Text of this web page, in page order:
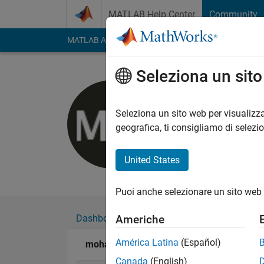
MATLAB Help Center Community
MATLAB Answers File Exchange Cody
Attivo dal 2011
Followers:0
Dashboard Badge
mohammad's Badge
Seleziona un
Seleziona un sito web per
geografica, ti consigliamo di
United States
Puoi anche selezionare un sito
Americhe
América Latina (Español)
Canada (English)